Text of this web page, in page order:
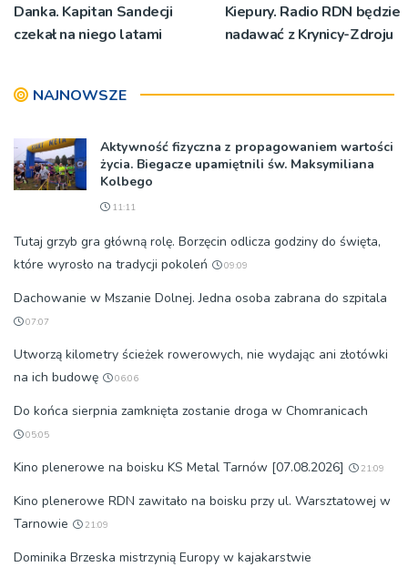
Danka. Kapitan Sandecji
czekał na niego latami
Kiepury. Radio RDN będzie
nadawać z Krynicy-Zdroju
NAJNOWSZE
Aktywność fizyczna z propagowaniem wartości
życia. Biegacze upamiętnili św. Maksymiliana
Kolbego
11:11
Tutaj grzyb gra główną rolę. Borzęcin odlicza godziny do święta,
które wyrosło na tradycji pokoleń
09:09
Dachowanie w Mszanie Dolnej. Jedna osoba zabrana do szpitala
07:07
Utworzą kilometry ścieżek rowerowych, nie wydając ani złotówki
na ich budowę
06:06
Do końca sierpnia zamknięta zostanie droga w Chomranicach
05:05
Kino plenerowe na boisku KS Metal Tarnów [07.08.2026] 21:09
Kino plenerowe RDN zawitało na boisku przy ul. Warsztatowej w
Tarnowie
21:09
Dominika Brzeska mistrzynią Europy w kajakarstwie